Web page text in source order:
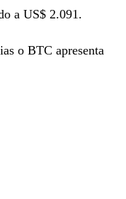
a US$ 2.091.
o BTC apresenta